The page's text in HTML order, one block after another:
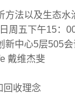
方法以及生态水
周五下午15：
新中心5层505会
戴维杰斐
回收理念